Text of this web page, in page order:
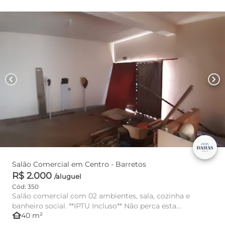
chevron_left chevron_right
Salão Comercial em Centro - Barretos
R$ 2.000 /aluguel
Cód: 350
Salão comercial com 02 ambientes, sala, cozinha e
banheiro social. **IPTU Incluso** Não perca esta
oportunidade e agend...
other_houses40 m²